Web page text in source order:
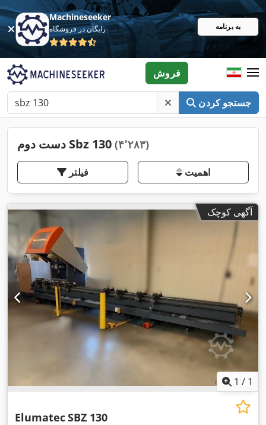
Machineseeker
رایگان در فروشگاه به برنامه
جستجو کردن
فروش
دست دوم Sbz 130 (۴٬۲۸۳)
فیلتر اهمیت
آگهی کوچک
1 / 1
ElumatecSBZ 130